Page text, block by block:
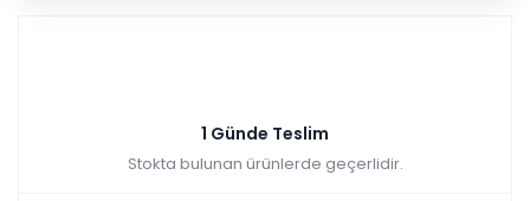
1 Günde Teslim
Stokta bulunan ürünlerde geçerlidir.